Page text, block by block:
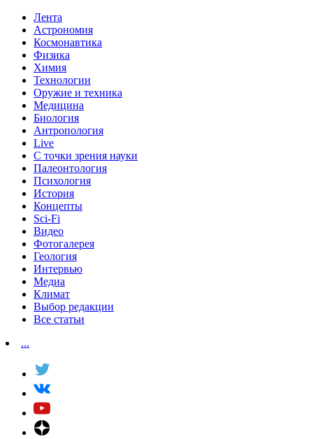
Лента
Астрономия
Космонавтика
Физика
Химия
Технологии
Оружие и техника
Медицина
Биология
Антропология
Live
С точки зрения науки
Палеонтология
Психология
История
Концепты
Sci-Fi
Видео
Фотогалерея
Геология
Интервью
Медиа
Климат
Выбор редакции
Все статьи
...